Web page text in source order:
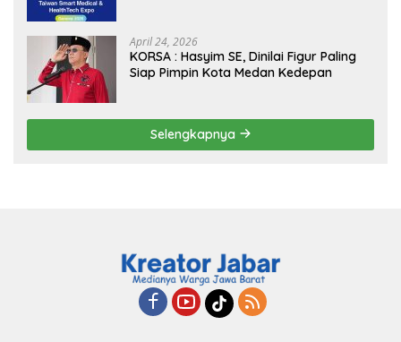
April 24, 2026
KORSA : Hasyim SE, Dinilai Figur Paling
Siap Pimpin Kota Medan Kedepan
Selengkapnya